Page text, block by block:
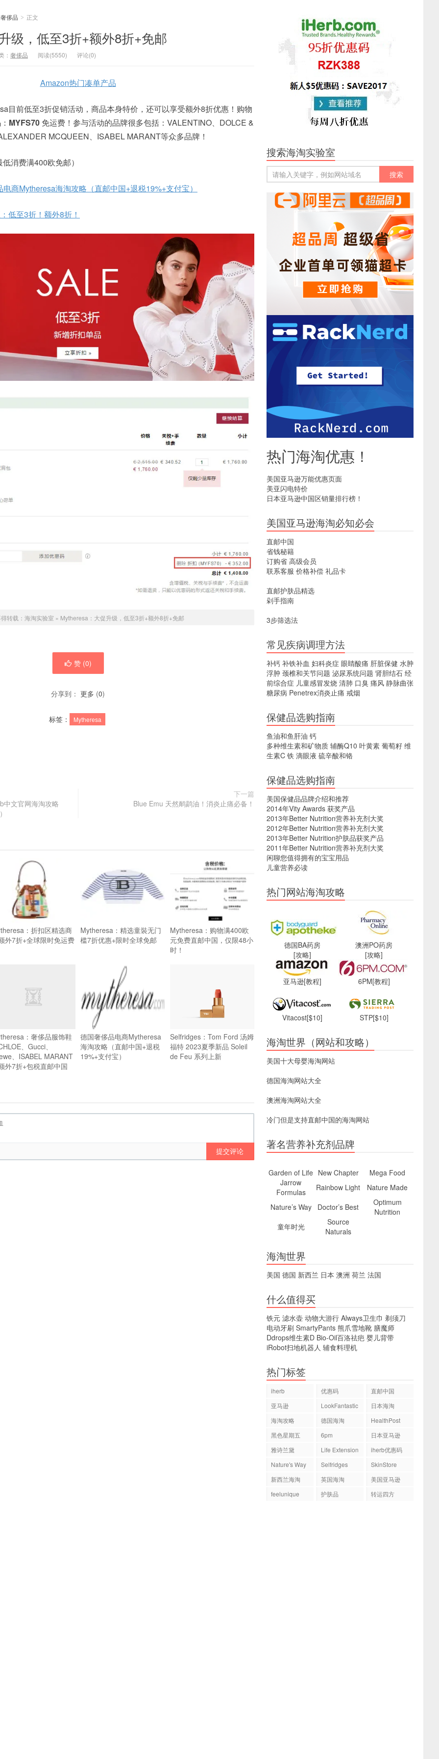
奢侈品 > 正文
级，低至3折+额外8折+免邮
： 奢侈品 阅读(5550) 评论(0)
Amazon热门凑单产品
目前低至3折促销活动，商品本身特价，还可以享受额外8折优惠！购物
MYFS70 免运费！参与活动的品牌很多包括：VALENTINO、DOLCE &
MCQUEEN、ISABEL MARANT等众多品牌！
消费满400欧免邮）
商Mytheresa海淘攻略（直邮中国+退税19%+支付宝）
低至3折！额外8折！
转载： 海淘实验室 » Mytheresa：大促升级，低至3折+额外8折+免邮
赞 (0)
分享到： 更多 (0)
标签： Mytheresa
中文官网海淘攻略
下一篇
Blue Emu 天然鸸鹋油！消炎止痛必备！
：折扣区精选商
外7折+全球限时免运费
Mytheresa：精选童裝无门
槛7折优惠+限时全球免邮
Mytheresa：购物满400欧
元免费直邮中国，仅限48小
时！
：奢侈品服饰鞋
、Gucci、
、ISABEL MARANT
外7折+包税直邮中国
德国奢侈品电商Mytheresa
海淘攻略（直邮中国+退税
19%+支付宝）
Selfridges：Tom Ford 汤姆
福特 2023夏季新品 Soleil
de Feu 系列上新
提交评论
搜索海淘实验室
热门海淘优惠！
美国亚马逊万能优惠页面
美亚闪电特价
日本亚马逊中国区销量排行榜！
美国亚马逊海淘必知必会
直邮中国
省钱秘籍
订购省 高级会员
联系客服 价格补偿 礼品卡
直邮护肤品精选
剁手指南
3步筛选法
常见疾病调理方法
补钙 补铁补血 妇科炎症 眼睛酸痛 肝脏保健 水肿
浮肿 颈椎和关节问题 泌尿系统问题 肾胆结石 经
前综合症 儿童感冒发烧 清肺 口臭 痛风 静脉曲张
糖尿病 Penetrex消炎止痛 戒烟
保健品选购指南
鱼油和鱼肝油 钙
多种维生素和矿物质 辅酶Q10 叶黄素 葡萄籽 维
生素C 铁 滴眼液 硫辛酸和铬
保健品选购指南
美国保健品品牌介绍和推荐
2014年Vity Awards 获奖产品
2013年Better Nutrition营养补充剂大奖
2012年Better Nutrition营养补充剂大奖
2013年Better Nutrition护肤品获奖产品
2011年Better Nutrition营养补充剂大奖
闲聊您值得拥有的宝宝用品
儿童营养必读
热门网站海淘攻略
德国BA药房
[攻略]
澳洲PO药房
[攻略]
亚马逊[教程] 6PM[教程]
Vitacost[$10] STP[$10]
海淘世界（网站和攻略）
美国十大母婴海淘网站
德国海淘网站大全
澳洲海淘网站大全
冷门但是支持直邮中国的海淘网站
著名营养补充剂品牌
Garden of Life New Chapter
Mega Food
Jarrow
Formulas
Rainbow Light
Nature Made
Nature’s Way
Doctor’s Best
Optimum
Nutrition
童年时光
Source
Naturals
海淘世界
美国 德国 新西兰 日本 澳洲 荷兰 法国
什么值得买
铁元 滤水壶 动物大游行 Always卫生巾 剃须刀
电动牙刷 SmartyPants 熊爪雪地靴 膳魔师
Ddrops维生素D Bio-Oil百洛祛疤 婴儿背带
iRobot扫地机器人 辅食料理机
热门标签
iherb 优惠码
直邮中国
亚马逊
LookFantastic
日本海淘
海淘攻略
德国海淘
HealthPost
黑色星期五
6pm
日本亚马逊
雅诗兰黛
Life Extension
iherb优惠码
Nature's Way
Selfridges
SkinStore
新西兰海淘
英国海淘
美国亚马逊
feelunique
护肤品 转运四方